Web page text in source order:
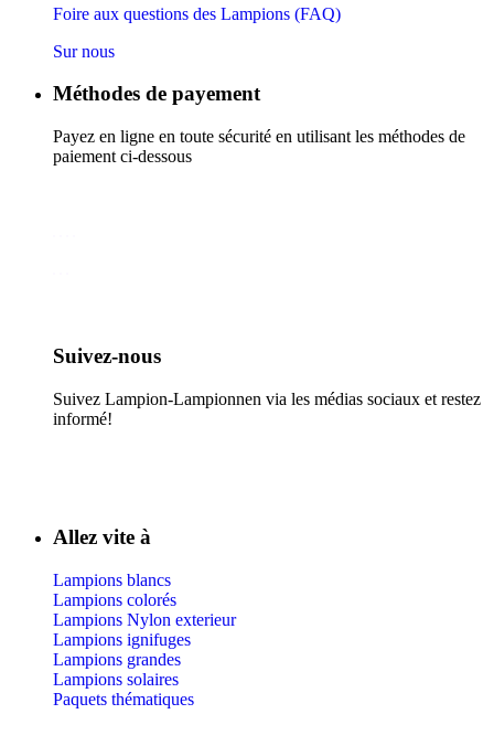
Foire aux questions des Lampions (FAQ)
Sur nous
Méthodes de payement
Payez en ligne en toute sécurité en utilisant les méthodes de
paiement ci-dessous
Suivez-nous​
Suivez Lampion-Lampionnen via les médias sociaux et restez
informé!
Allez vite à
Lampions blancs
Lampions colorés
Lampions Nylon exterieur
Lampions ignifuges
Lampions grandes
Lampions solaires
Paquets thématiques